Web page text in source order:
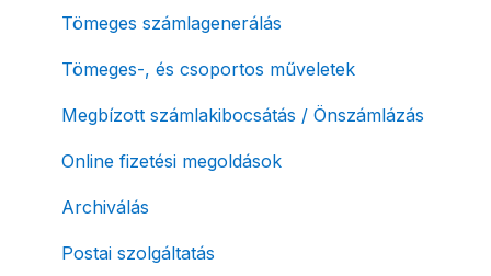
Fizetési módok
Tömeges számlagenerálás
Tömeges-, és csoportos műveletek
Megbízott számlakibocsátás / Önszámlázás
Online fizetési megoldások
Archiválás
Postai szolgáltatás